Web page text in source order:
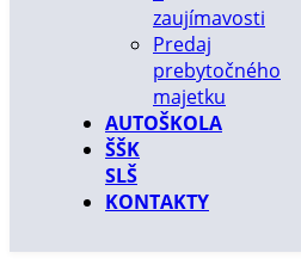
zaujímavosti
Predaj
prebytočného
majetku
AUTOŠKOLA
ŠŠK
SLŠ
KONTAKTY